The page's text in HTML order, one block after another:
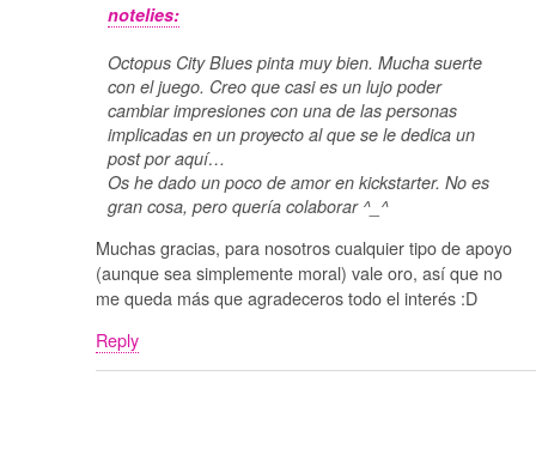
notelies:
Octopus City Blues pinta muy bien. Mucha suerte
con el juego. Creo que casi es un lujo poder
cambiar impresiones con una de las personas
implicadas en un proyecto al que se le dedica un
post por aquí…
Os he dado un poco de amor en kickstarter. No es
gran cosa, pero quería colaborar ^_^
Muchas gracias, para nosotros cualquier tipo de apoyo
(aunque sea simplemente moral) vale oro, así que no
me queda más que agradeceros todo el interés :D
Reply